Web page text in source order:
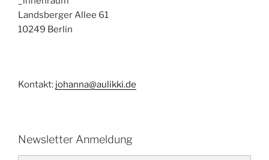
Landsberger Allee 61
10249 Berlin
Kontakt: johanna@aulikki.de
Newsletter Anmeldung